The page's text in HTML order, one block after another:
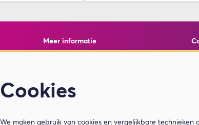
Meer informatie
ANBI Informatie
Weet Waar Je Koopt
Cookies
We maken gebruik van cookies en vergelijkbare